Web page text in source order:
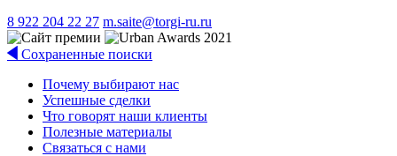
8 922 204 22 27 m.saite@torgi-ru.ru
Сохраненные поиски
Почему выбирают нас
Успешные сделки
Что говорят наши клиенты
Полезные материалы
Связаться с нами